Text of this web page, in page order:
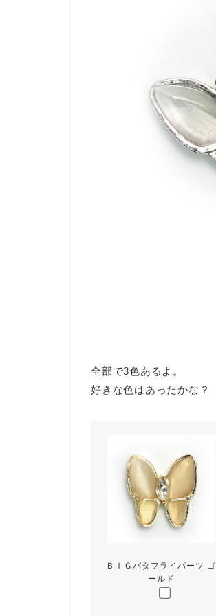
全部で3色あるよ。
好きな色はあったかな？
ＢＩＧバタフライパーツ ゴ
ールド